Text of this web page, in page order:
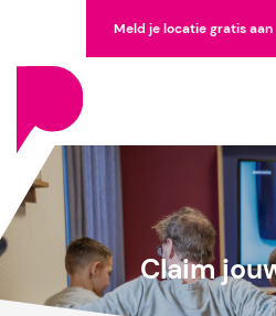
Meld je locatie gratis aan
Claim